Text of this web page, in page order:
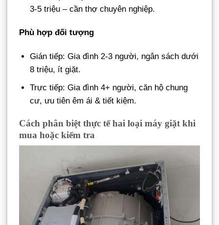
3-5 triệu – cần thợ chuyên nghiệp.
Phù hợp đối tượng
Gián tiếp: Gia đình 2-3 người, ngân sách dưới
8 triệu, ít giặt.
Trực tiếp: Gia đình 4+ người, căn hộ chung
cư, ưu tiên êm ái & tiết kiệm.
Cách phân biệt thực tế hai loại máy giặt khi
mua hoặc kiểm tra